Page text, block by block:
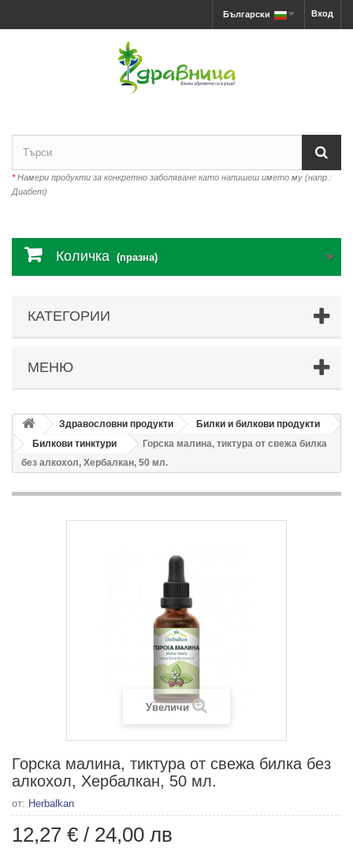
Вход
Български
*Намери продукти за конкретно заболяване като напишеш името му (напр.:
Диабет)
Количка (празна)
КАТЕГОРИИ
МЕНЮ
Здравословни продукти
Билки и билкови продукти
Билкови тинктури
Горска малина, тиктура от свежа билка
без алкохол, Хербалкан, 50 мл.
Увеличи
Горска малина, тиктура от свежа билка без
алкохол, Хербалкан, 50 мл.
от: Herbalkan
12,27 € / 24,00 лв